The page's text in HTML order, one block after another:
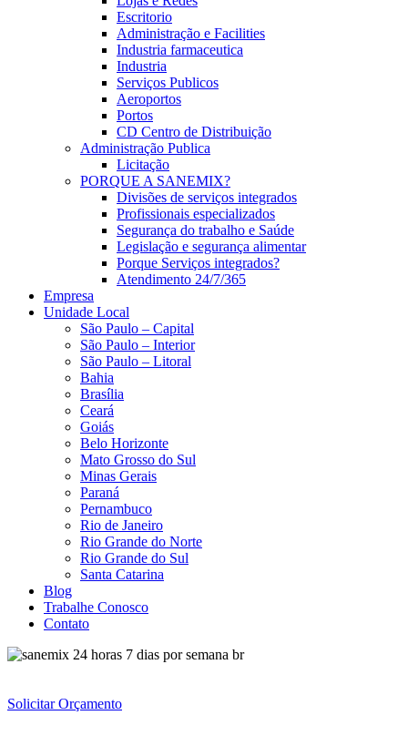
Escritorio
Administração e Facilities
Industria farmaceutica
Industria
Serviços Publicos
Aeroportos
Portos
CD Centro de Distribuição
Administração Publica
Licitação
PORQUE A SANEMIX?
Divisões de serviços integrados
Profissionais especializados
Segurança do trabalho e Saúde
Legislação e segurança alimentar
Porque Serviços integrados?
Atendimento 24/7/365
Empresa
Unidade Local
São Paulo – Capital
São Paulo – Interior
São Paulo – Litoral
Bahia
Brasília
Ceará
Goiás
Belo Horizonte
Mato Grosso do Sul
Minas Gerais
Paraná
Pernambuco
Rio de Janeiro
Rio Grande do Norte
Rio Grande do Sul
Santa Catarina
Blog
Trabalhe Conosco
Contato
Solicitar Orçamento